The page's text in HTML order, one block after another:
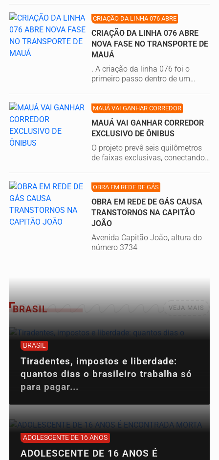
CRIAÇÃO DA LINHA 076 ABRE
CRIAÇÃO DA LINHA 076 ABRE
NOVA FASE NO TRANSPORTE DE
MAUÁ
. A criação da linha 076 foi o
primeiro passo dentro de um
MAUÁ VAI GANHAR CORREDOR
MAUÁ VAI GANHAR CORREDOR
EXCLUSIVO DE ÔNIBUS
O projeto prevê seis quilômetros
de faixas exclusivas, conectando
OBRA EM REDE DE GÁS
OBRA EM REDE DE GÁS CAUSA
TRANSTORNOS NA CAPITÃO
JOÃO
Avenida Capitão João, altura do
número 3734
BRASIL VEJA MAIS
BRASIL
Tiradentes, impostos e liberdade:
quantos dias o brasileiro trabalha só
para pagar...
ADOLESCENTE DE 16 ANOS
ADOLESCENTE DE 16 ANOS É